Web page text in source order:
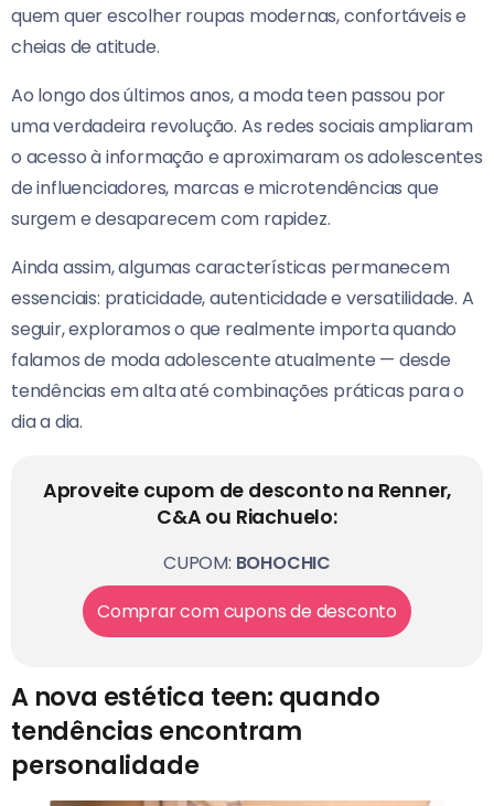
quem quer escolher roupas modernas, confortáveis e
cheias de atitude.
Ao longo dos últimos anos, a moda teen passou por
uma verdadeira revolução. As redes sociais ampliaram
o acesso à informação e aproximaram os adolescentes
de influenciadores, marcas e microtendências que
surgem e desaparecem com rapidez.
Ainda assim, algumas características permanecem
essenciais: praticidade, autenticidade e versatilidade. A
seguir, exploramos o que realmente importa quando
falamos de moda adolescente atualmente — desde
tendências em alta até combinações práticas para o
dia a dia.
Aproveite cupom de desconto na Renner,
C&A ou Riachuelo:
CUPOM: BOHOCHIC
Comprar com cupons de desconto
A nova estética teen: quando
tendências encontram
personalidade